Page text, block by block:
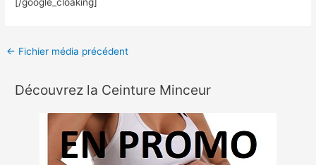
[/google_cloaking]
← Fichier média précédent
Découvrez la Ceinture Minceur